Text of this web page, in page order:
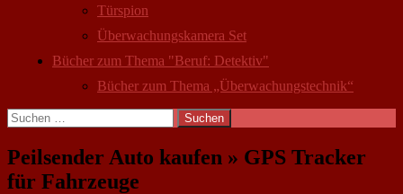
Türspion
Überwachungs­kamera Set
Bücher zum Thema "Beruf: Detektiv"
Bücher zum Thema „Überwachungstechnik“
Suchen
nach:
Peilsender Auto kaufen » GPS Tracker
für Fahrzeuge